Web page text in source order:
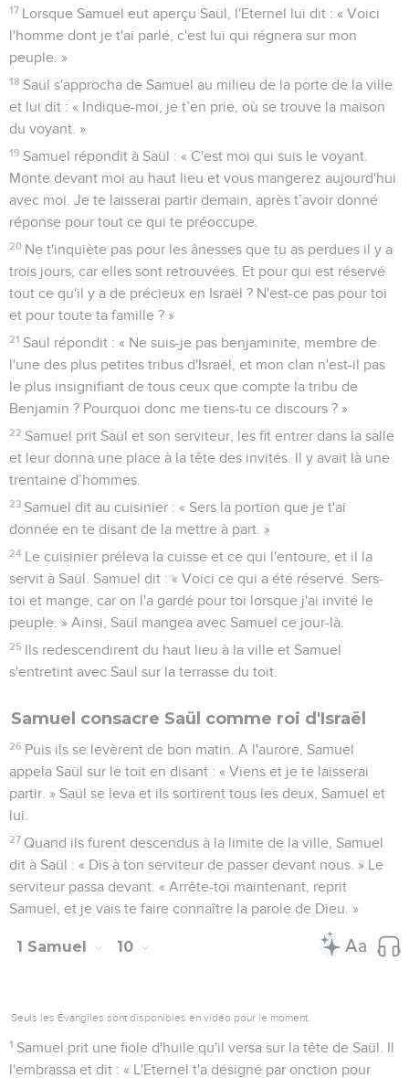
17 Lorsque Samuel eut aperçu Saül, l'Eternel lui dit : « Voici
l'homme dont je t'ai parlé, c'est lui qui régnera sur mon
peuple. »
18 Saül s'approcha de Samuel au milieu de la porte de la ville
et lui dit : « Indique-moi, je t’en prie, où se trouve la maison
du voyant. »
19 Samuel répondit à Saül : « C'est moi qui suis le voyant.
Monte devant moi au haut lieu et vous mangerez aujourd'hui
avec moi. Je te laisserai partir demain, après t’avoir donné
réponse pour tout ce qui te préoccupe.
20 Ne t'inquiète pas pour les ânesses que tu as perdues il y a
trois jours, car elles sont retrouvées. Et pour qui est réservé
tout ce qu'il y a de précieux en Israël ? N'est-ce pas pour toi
et pour toute ta famille ? »
21 Saül répondit : « Ne suis-je pas benjaminite, membre de
l'une des plus petites tribus d'Israël, et mon clan n'est-il pas
le plus insignifiant de tous ceux que compte la tribu de
Benjamin ? Pourquoi donc me tiens-tu ce discours ? »
22 Samuel prit Saül et son serviteur, les fit entrer dans la salle
et leur donna une place à la tête des invités. Il y avait là une
trentaine d’hommes.
23 Samuel dit au cuisinier : « Sers la portion que je t'ai
donnée en te disant de la mettre à part. »
24 Le cuisinier préleva la cuisse et ce qui l'entoure, et il la
servit à Saül. Samuel dit : « Voici ce qui a été réservé. Sers-
toi et mange, car on l'a gardé pour toi lorsque j'ai invité le
peuple. » Ainsi, Saül mangea avec Samuel ce jour-là.
25 Ils redescendirent du haut lieu à la ville et Samuel
s'entretint avec Saül sur la terrasse du toit.
Samuel consacre Saül comme roi d'Israël
26 Puis ils se levèrent de bon matin. A l'aurore, Samuel
appela Saül sur le toit en disant : « Viens et je te laisserai
partir. » Saül se leva et ils sortirent tous les deux, Samuel et
lui.
27 Quand ils furent descendus à la limite de la ville, Samuel
dit à Saül : « Dis à ton serviteur de passer devant nous. » Le
serviteur passa devant. « Arrête-toi maintenant, reprit
Samuel, et je vais te faire connaître la parole de Dieu. »
1 Samuel 10
Seuls les Évangiles sont disponibles en vidéo pour le moment.
1 Samuel prit une fiole d'huile qu'il versa sur la tête de Saül. Il
l'embrassa et dit : « L'Eternel t'a désigné par onction pour